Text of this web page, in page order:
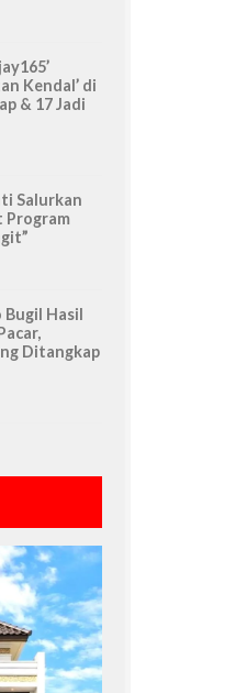
Kendal’ di
& 17 Jadi
Salurkan
Program
Bugil Hasil
Ditangkap